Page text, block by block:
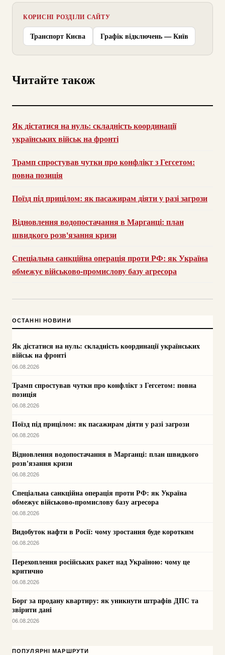
КОРИСНІ РОЗДІЛИ САЙТУ
Транспорт Києва Графік відключень — Київ
Читайте також
Як дістатися на нуль: складність координації
українських військ на фронті
Трамп спростував чутки про конфлікт з Гегсетом:
повна позиція
Поїзд під прицілом: як пасажирам діяти у разі загрози
Відновлення водопостачання в Марганці: план
швидкого розв'язання кризи
Спеціальна санкційна операція проти РФ: як Україна
обмежує військово-промислову базу агресора
ОСТАННІ НОВИНИ
Як дістатися на нуль: складність координації українських
військ на фронті
06.08.2026
Трамп спростував чутки про конфлікт з Гегсетом: повна
позиція
06.08.2026
Поїзд під прицілом: як пасажирам діяти у разі загрози
06.08.2026
Відновлення водопостачання в Марганці: план швидкого
розв'язання кризи
06.08.2026
Спеціальна санкційна операція проти РФ: як Україна
обмежує військово-промислову базу агресора
06.08.2026
Видобуток нафти в Росії: чому зростання буде коротким
06.08.2026
Перехоплення російських ракет над Україною: чому це
критично
06.08.2026
Борг за продану квартиру: як уникнути штрафів ДПС та
звірити дані
06.08.2026
ПОПУЛЯРНІ МАРШРУТИ